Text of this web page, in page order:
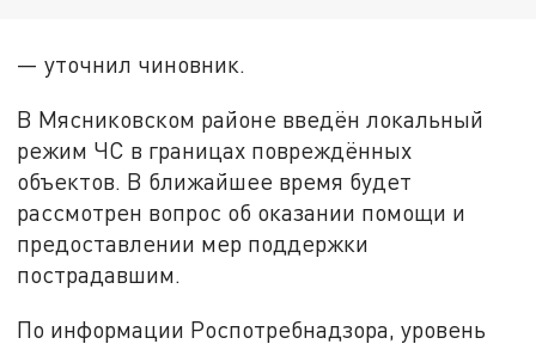
— уточнил чиновник.
В Мясниковском районе введён локальный
режим ЧС в границах повреждённых
объектов. В ближайшее время будет
рассмотрен вопрос об оказании помощи и
предоставлении мер поддержки
пострадавшим.
По информации Роспотребнадзора, уровень